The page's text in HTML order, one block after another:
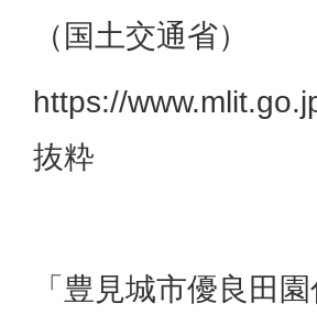
（国土交通省）
https://
抜粋
「豊見城市優良田